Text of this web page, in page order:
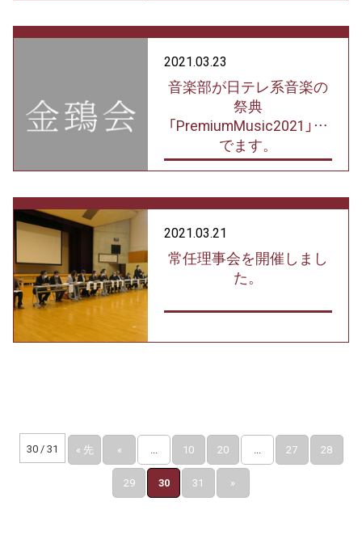
2021.03.23
音楽部が日テレ系音楽の
祭典
「PremiumMusic2021」に
でます。
2021.03.21
常任理事会を開催しまし
た。
30 / 31
« 先
« ... 10 20 ... 27 28
29 30 31 »